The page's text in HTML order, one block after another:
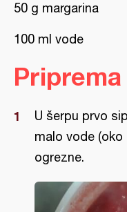
50 g margarina
100 ml vode
Priprema
U šerpu prvo
malo vode
ogrezne.